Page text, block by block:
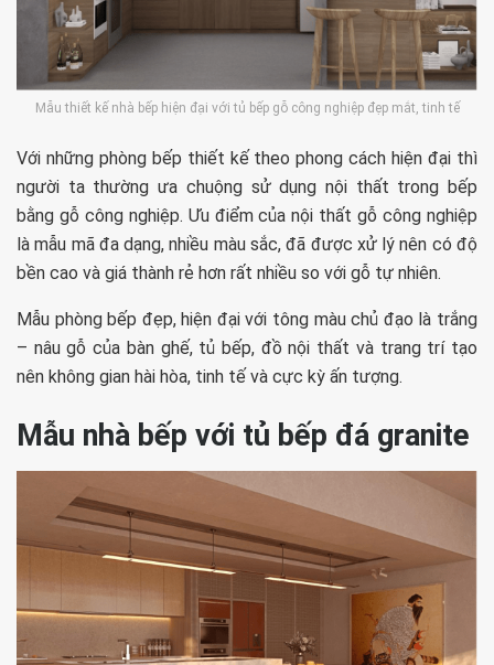
Mẫu thiết kế nhà bếp hiện đại với tủ bếp gỗ công nghiệp đẹp mắt, tinh tế
Với những phòng bếp thiết kế theo phong cách hiện đại thì
người ta thường ưa chuộng sử dụng nội thất trong bếp
bằng gỗ công nghiệp. Ưu điểm của nội thất gỗ công nghiệp
là mẫu mã đa dạng, nhiều màu sắc, đã được xử lý nên có độ
bền cao và giá thành rẻ hơn rất nhiều so với gỗ tự nhiên.
Mẫu phòng bếp đẹp, hiện đại với tông màu chủ đạo là trắng
– nâu gỗ của bàn ghế, tủ bếp, đồ nội thất và trang trí tạo
nên không gian hài hòa, tinh tế và cực kỳ ấn tượng.
Mẫu nhà bếp với tủ bếp đá granite